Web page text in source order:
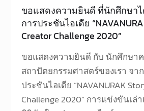
ขอแสดงความยินดี ที่นักศึกษาไ
การประชันไอเดีย
Creator Challenge 2020”
ขอแสดงความยินดี กับ นักศึกษา
สถาปัตยกรรมศาสตร์ของเรา จา
ประชันไอเดีย “NAVANURAK
Challenge 2020” การแข่งขันเล่